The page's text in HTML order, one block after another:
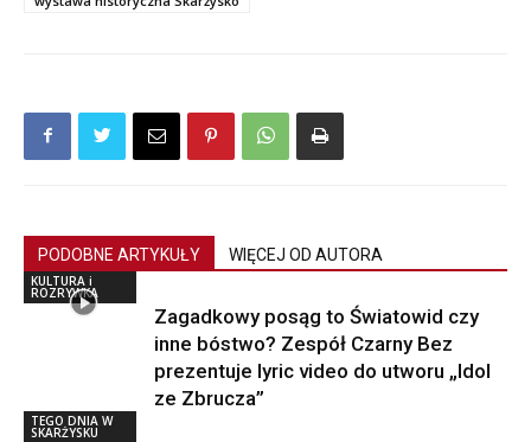
PODOBNE ARTYKUŁY WIĘCEJ OD AUTORA
KULTURA i
ROZRYWKA
Zagadkowy posąg to Światowid czy
inne bóstwo? Zespół Czarny Bez
prezentuje lyric video do utworu „Idol
ze Zbrucza”
TEGO DNIA W
SKARŻYSKU